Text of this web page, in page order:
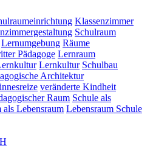
Klassenzimmer
Schulraum
Lernumgebung Räume
Pädagoge Lernraum
Lernkultur Schulbau
Architektur
veränderte Kindheit
Raum Schule als
als Lebensraum Lebensraum Schule